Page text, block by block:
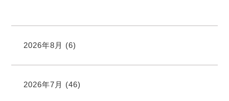
2026年8月 (6)
2026年7月 (46)